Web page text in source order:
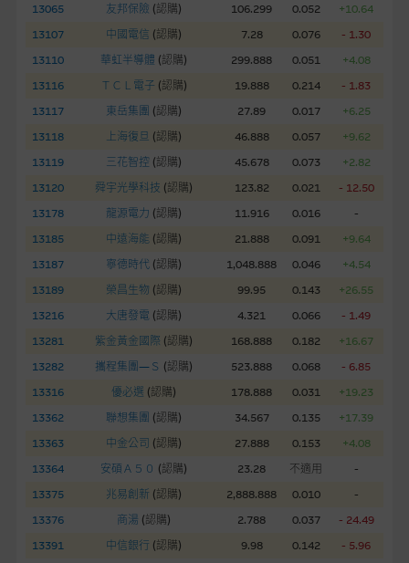
13065
友邦保險 (認購) 106.299 0.052
+10.64
13107
中國電信 (認購) 7.28 0.076
- 1.30
13110
華虹半導體 (認購) 299.888 0.051
+4.08
13116
ＴＣＬ電子 (認購) 19.888 0.214
- 1.83
13117
東岳集團 (認購) 27.89 0.017
+6.25
13118
上海復旦 (認購) 46.888 0.057
+9.62
13119
三花智控 (認購) 45.678 0.073
+2.82
13120
舜宇光學科技 (認購) 123.82 0.021
- 12.50
13178
龍源電力 (認購) 11.916 0.016
-
13185
中遠海能 (認購) 21.888 0.091
+9.64
13187
寧德時代 (認購) 1,048.888 0.046
+4.54
13189
榮昌生物 (認購) 99.95 0.143
+26.55
13216
大唐發電 (認購) 4.321 0.066
- 1.49
13281
紫金黃金國際 (認購) 168.888 0.182
+16.67
13282
攜程集團—Ｓ (認購) 523.888 0.068
- 6.85
13316
優必選 (認購) 178.888 0.031
+19.23
13362
聯想集團 (認購) 34.567 0.135
+17.39
13363
中金公司 (認購) 27.888 0.153
+4.08
13364
安碩Ａ５０ (認購) 23.28 不適用
-
13375
兆易創新 (認購) 2,888.888 0.010
-
13376
商湯 (認購) 2.788 0.037
- 24.49
13391
中信銀行 (認購) 9.98 0.142
- 5.96
品的過去業績並不保證或預測將來表現。
在法律最大許可的情況下，麥格理集團及其任何相關公司或其董
事、高層職員、僱員或代理人不作陳述，亦不保證網站內容，或
整、合時及準確，對任何因任何形式(包括疏忽)由於網站內容的
錯誤、失實、遺漏、或任何人士對網站內容的依賴而導致的損失
或損毀，亦一概不會承擔責任或債務。
本使用條款的所有方面均受香港法例管限。
無法收回部份或全部應收款項。結構性產品價格可升可跌。過往
表現並不反映未來表現。產品的第二市場可能有限而麥格理資本
股份有限公司可能是唯一報價方。閣下應閱讀載于
www.warrants.com.hk 之上市文件以瞭解結構性產品的詳情及
自行評估箇中風險。如有需要，請徵詢獨立之專業意見。牛熊證
損失全部投資；而(ii)R類牛熊證之剩餘價值則可能為零。
網站連結
本網站或載有連接非由麥格理集團管理的網站的連結。此等連結
純為方便閣下取得更多關於市場上相關產品及機構的資訊。麥格
理集團對此等網站的內容及所介紹的產品或服務，均無任何操控